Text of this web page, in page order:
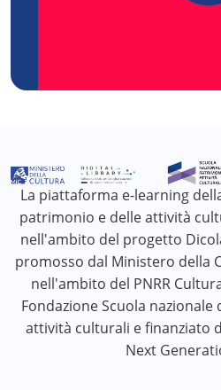
La piattaforma e-learning
patrimonio e delle attività
nell'ambito del progetto
promosso dal Ministero della
nell'ambito del PNRR
Fondazione Scuola
attività culturali e finanziato
Next